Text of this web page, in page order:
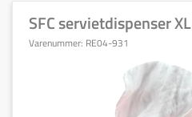
SFC servietdispenser XL
Varenummer: RE04-931